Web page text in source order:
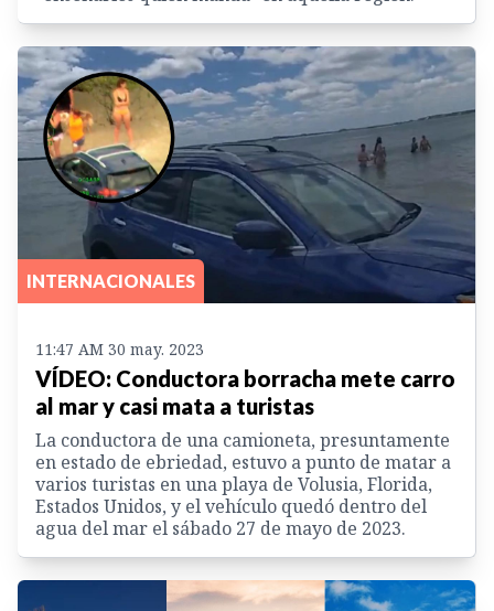
INTERNACIONALES
11:47 AM 30 may. 2023
VÍDEO: Conductora borracha mete carro
al mar y casi mata a turistas
La conductora de una camioneta, presuntamente
en estado de ebriedad, estuvo a punto de matar a
varios turistas en una playa de Volusia, Florida,
Estados Unidos, y el vehículo quedó dentro del
agua del mar el sábado 27 de mayo de 2023.